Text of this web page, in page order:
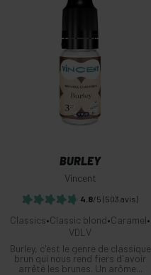
Commander
BURLEY
Vincent
4.8/5 (503 avis)
Classics•Classic blond•Caramel•
VDLV
Burley, c'est le genre de classique
brun qui nous rend fiers d'avoir
arrêté les brunes. Un arôme...